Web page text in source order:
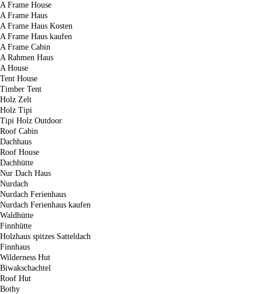
A Frame House
A Frame Haus
A Frame Haus Kosten
A Frame Haus kaufen
A Frame Cabin
A Rahmen Haus
A House
Tent House
Timber Tent
Holz Zelt
Holz Tipi
Tipi Holz Outdoor
Roof Cabin
Dachhaus
Roof House
Dachhütte
Nur Dach Haus
Nurdach
Nurdach Ferienhaus
Nurdach Ferienhaus kaufen
Waldhütte
Finnhütte
Holzhaus spitzes Satteldach
Finnhaus
Wilderness Hut
Biwakschachtel
Roof Hut
Bothy